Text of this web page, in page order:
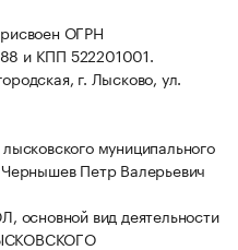
ОГРН
и КПП 522201001.
г. Лысково, ул.
муниципального
Петр Валерьевич
основной вид деятельности